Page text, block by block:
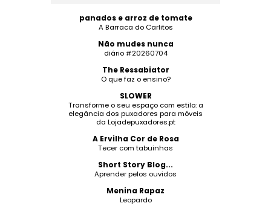
panados e arroz de tomate
A Barraca do Carlitos
Não mudes nunca
diário #20260704
The Ressabiator
O que faz o ensino?
SLOWER
Transforme o seu espaço com estilo: a
elegância dos puxadores para móveis
da Lojadepuxadores.pt
A Ervilha Cor de Rosa
Tecer com tabuinhas
Short Story Blog...
Aprender pelos ouvidos
Menina Rapaz
Leopardo